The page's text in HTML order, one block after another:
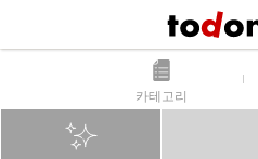
카테고리